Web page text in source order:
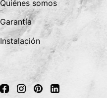
Quiénes somos
Garantía
Instalación